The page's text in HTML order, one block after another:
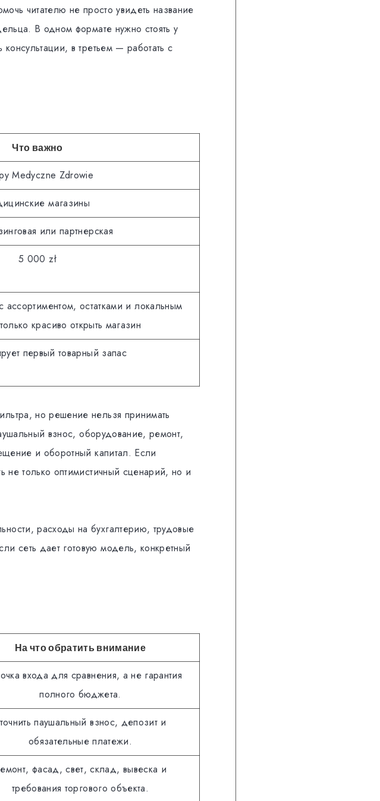
читателю не просто увидеть название
В одном формате нужно стоять у
в третьем — работать с
Что важно
Medyczne Zdrowie
магазины
или партнерская
5 000 zł
ассортиментом, остатками и локальным
красиво открыть магазин
первый товарный запас
но решение нельзя принимать
взнос, оборудование, ремонт,
и оборотный капитал. Если
не только оптимистичный сценарий, но и
расходы на бухгалтерию, трудовые
сеть дает готовую модель, конкретный
На что обратить внимание
входа для сравнения, а не гарантия
полного бюджета.
паушальный взнос, депозит и
обязательные платежи.
фасад, свет, склад, вывеска и
требования торгового объекта.